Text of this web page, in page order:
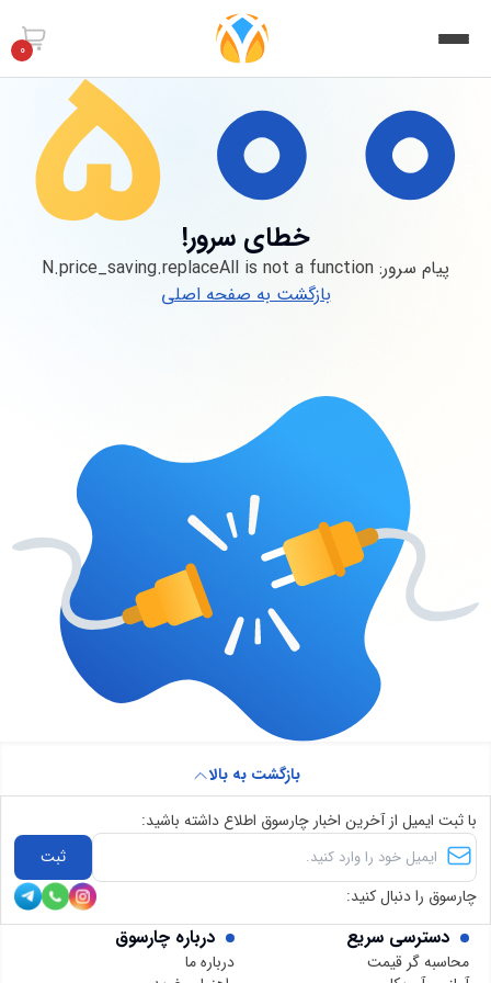
0
خطای سرور!
پیام سرور: N.price_saving.replaceAll is not a function
بازگشت به صفحه اصلی
دسترسی سریع
محاسبه گر قیمت
درباره چارسوق
درباره ما
بازگشت به بالا
با ثبت ایمیل از آخرین اخبار چارسوق اطلاع داشته باشید:
ثبت
چارسوق را دنبال کنید: